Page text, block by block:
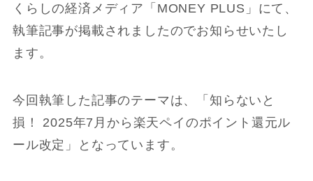
くらしの経済メディア「MONEY PLUS」にて、
執筆記事が掲載されましたのでお知らせいたし
ます。
今回執筆した記事のテーマは、「知らないと
損！ 2025年7月から楽天ペイのポイント還元ル
ール改定」となっています。